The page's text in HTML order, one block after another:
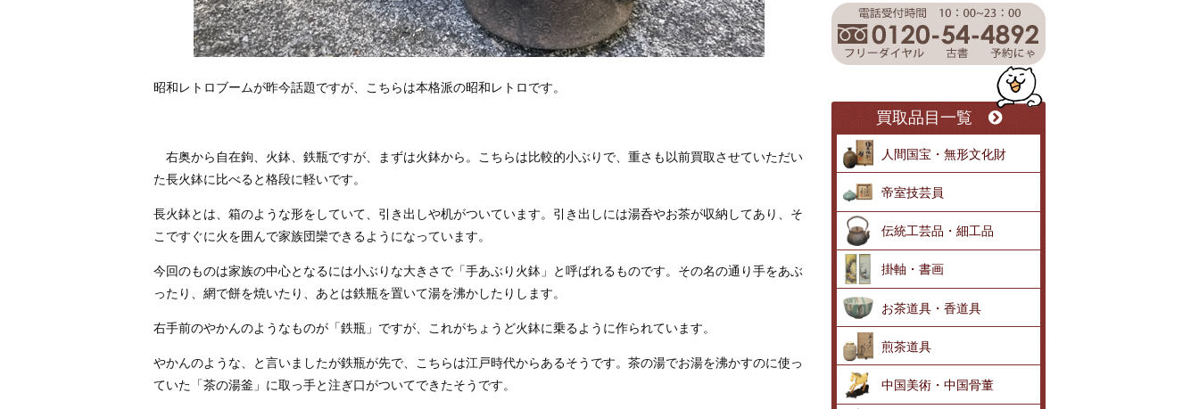
昭和レトロブームが昨今話題ですが、こちらは本格派の昭和レトロです。
右奥から自在鉤、火鉢、鉄瓶ですが、まずは火鉢から。こちらは比較的小ぶりで、重さも以前買取させていただい
た長火鉢に比べると格段に軽いです。
長火鉢とは、箱のような形をしていて、引き出しや机がついています。引き出しには湯呑やお茶が収納してあり、そ
こですぐに火を囲んで家族団欒できるようになっています。
今回のものは家族の中心となるには小ぶりな大きさで「手あぶり火鉢」と呼ばれるものです。その名の通り手をあぶ
ったり、網で餅を焼いたり、あとは鉄瓶を置いて湯を沸かしたりします。
右手前のやかんのようなものが「鉄瓶」ですが、これがちょうど火鉢に乗るように作られています。
やかんのような、と言いましたが鉄瓶が先で、こちらは江戸時代からあるそうです。茶の湯でお湯を沸かすのに使っ
ていた「茶の湯釜」に取っ手と注ぎ口がついてできたそうです。
買取品目一覧
人間国宝・無形文化財
帝室技芸員
伝統工芸品・細工品
掛軸・書画
お茶道具・香道具
煎茶道具
中国美術・中国骨董